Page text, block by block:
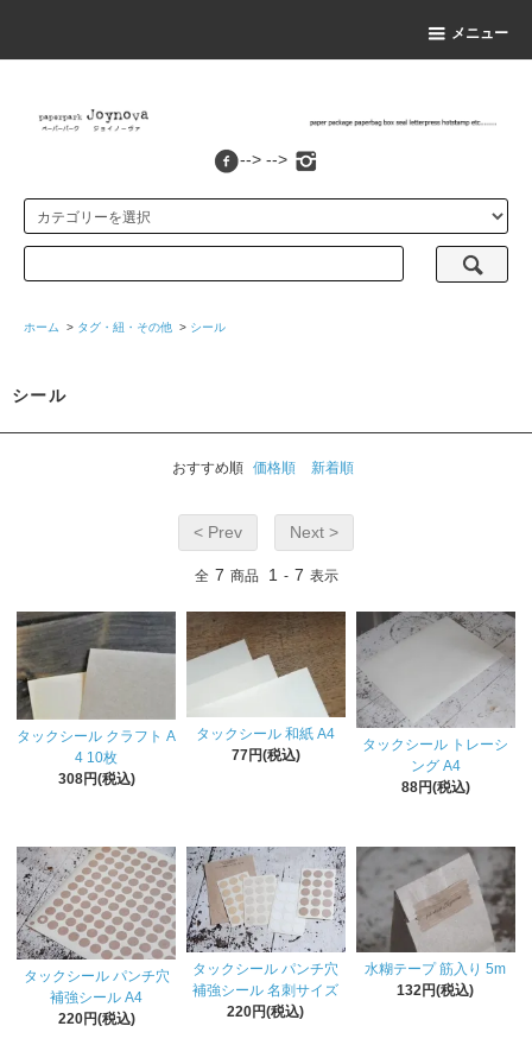
メニュー
--> -->
ホーム > タグ・紐・その他 > シール
シール
おすすめ順 価格順 新着順
< Prev Next >
全 7 商品 1 - 7 表示
タックシール クラフト A
4 10枚
308円(税込)
タックシール 和紙 A4
77円(税込)
タックシール トレーシ
ング A4
88円(税込)
タックシール パンチ穴
補強シール A4
220円(税込)
タックシール パンチ穴
補強シール 名刺サイズ
220円(税込)
水糊テープ 筋入り 5m
132円(税込)